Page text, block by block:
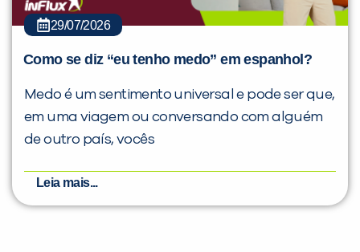
29/07/2026
Como se diz “eu tenho medo” em espanhol?
Medo é um sentimento universal e pode ser que,
em uma viagem ou conversando com alguém
de outro país, vocês
Leia mais...